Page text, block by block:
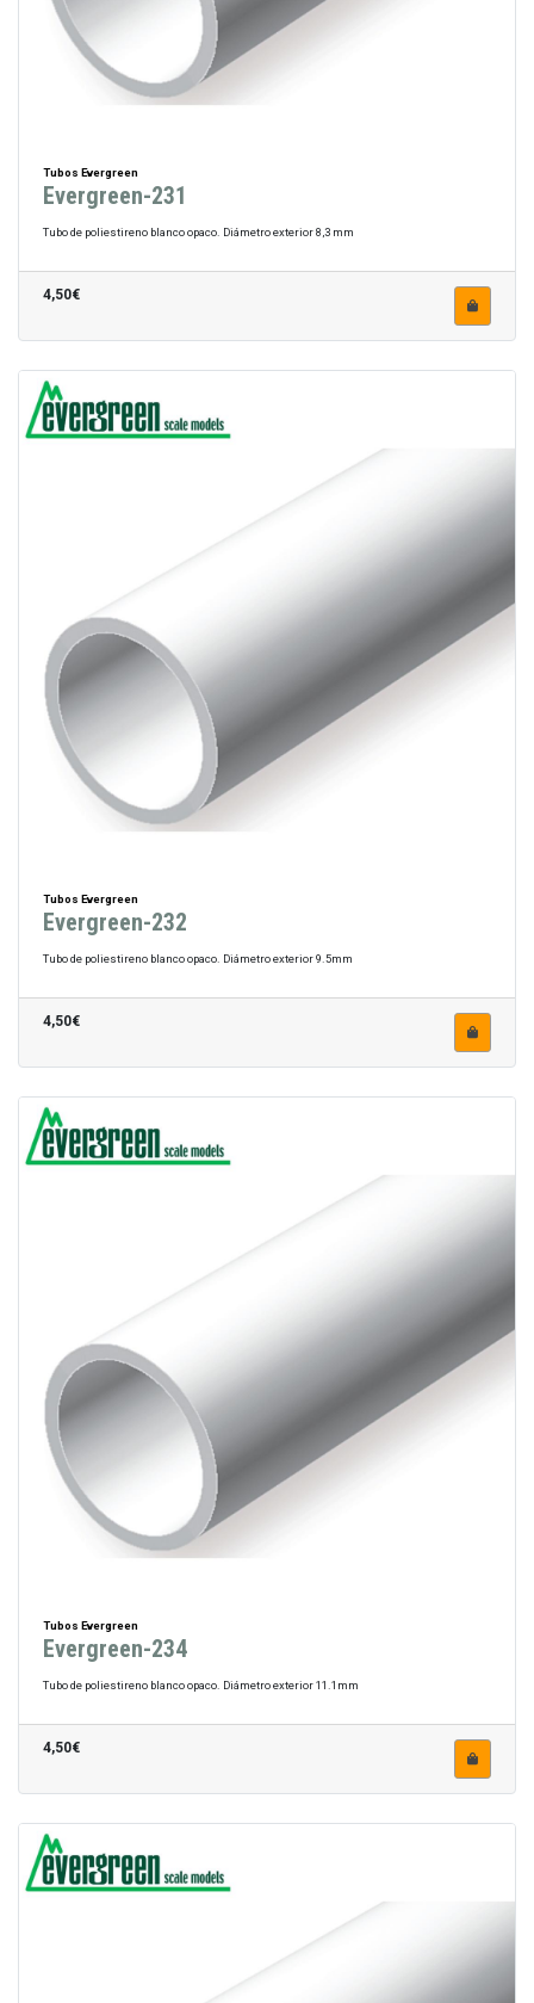
Tubos Evergreen
Evergreen-231
Tubo de poliestireno blanco opaco. Diámetro exterior 8,3 mm
4,50€
Tubos Evergreen
Evergreen-232
Tubo de poliestireno blanco opaco. Diámetro exterior 9.5mm
4,50€
Tubos Evergreen
Evergreen-234
Tubo de poliestireno blanco opaco. Diámetro exterior 11.1mm
4,50€